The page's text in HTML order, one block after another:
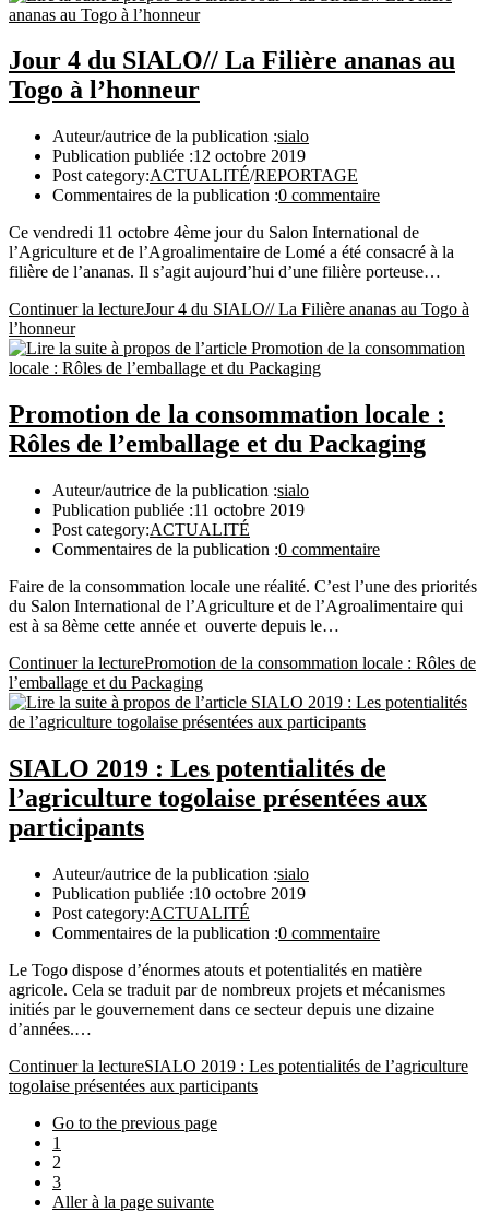
Jour 4 du SIALO// La Filière ananas au
Togo à l’honneur
Auteur/autrice de la publication :sialo
Publication publiée :12 octobre 2019
Post category:ACTUALITÉ/REPORTAGE
Commentaires de la publication :0 commentaire
Ce vendredi 11 octobre 4ème jour du Salon International de
l’Agriculture et de l’Agroalimentaire de Lomé a été consacré à la
filière de l’ananas. Il s’agit aujourd’hui d’une filière porteuse…
Continuer la lectureJour 4 du SIALO// La Filière ananas au Togo à
l’honneur
Promotion de la consommation locale :
Rôles de l’emballage et du Packaging
Auteur/autrice de la publication :sialo
Publication publiée :11 octobre 2019
Post category:ACTUALITÉ
Commentaires de la publication :0 commentaire
Faire de la consommation locale une réalité. C’est l’une des priorités
du Salon International de l’Agriculture et de l’Agroalimentaire qui
est à sa 8ème cette année et ouverte depuis le…
Continuer la lecturePromotion de la consommation locale : Rôles de
l’emballage et du Packaging
SIALO 2019 : Les potentialités de
l’agriculture togolaise présentées aux
participants
Auteur/autrice de la publication :sialo
Publication publiée :10 octobre 2019
Post category:ACTUALITÉ
Commentaires de la publication :0 commentaire
Le Togo dispose d’énormes atouts et potentialités en matière
agricole. Cela se traduit par de nombreux projets et mécanismes
initiés par le gouvernement dans ce secteur depuis une dizaine
d’années.…
Continuer la lectureSIALO 2019 : Les potentialités de l’agriculture
togolaise présentées aux participants
Go to the previous page
1
2
3
Aller à la page suivante